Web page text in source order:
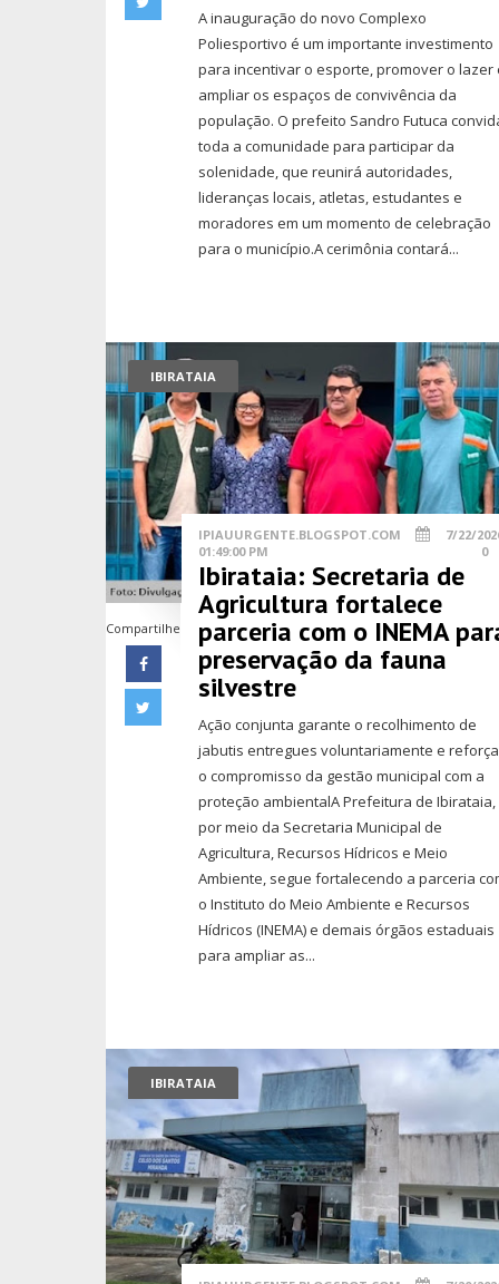
A inauguração do novo Complexo
Poliesportivo é um importante investimento
para incentivar o esporte, promover o lazer
ampliar os espaços de convivência da
população. O prefeito Sandro Futuca
toda a comunidade para participar da
solenidade, que reunirá autoridades,
lideranças locais, atletas, estudantes e
moradores em um momento de celebração
para o município.A cerimônia contará...
IBIRATAIA
Compartilhe
IPIAUURGENTE.BLOGSPOT.COM
7/22/
01:49:00 PM
0
Ibirataia: Secretaria de
Agricultura fortalece
parceria com o INEMA
preservação da fauna
silvestre
Ação conjunta garante o recolhimento de
jabutis entregues voluntariamente e reforça
o compromisso da gestão municipal com a
proteção ambientalA Prefeitura de Ibirataia,
por meio da Secretaria Municipal de
Agricultura, Recursos Hídricos e Meio
Ambiente, segue fortalecendo a parceria
o Instituto do Meio Ambiente e Recursos
Hídricos (INEMA) e demais órgãos estaduais
para ampliar as...
IBIRATAIA